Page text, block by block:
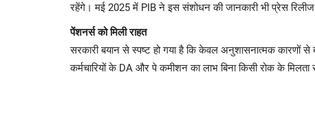
रहेंगे। मई 2025 में PIB ने इस संशोधन की जानकारी भी प्रेस
पेंशनर्स को मिली राहत
सरकारी बयान से स्पष्ट हो गया है कि केवल अनुशासनात्मक कारणों
कर्मचारियों के DA और पे कमीशन का लाभ बिना किसी रोक के मिलता